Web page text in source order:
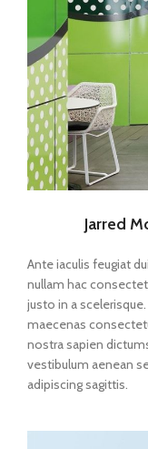
Jarred
Ante iaculis feugiat
nullam hac
justo in a
maecenas
nostra sapien
vestibulum aenean
adipiscing sagittis.